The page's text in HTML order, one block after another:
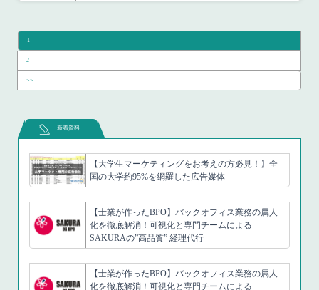
1
2
>>
新着資料
【大学生マーケティングをお考えの方必見！】全
国の大学約95%を網羅した広告媒体
【士業が作ったBPO】バックオフィス業務の属人
化を徹底解消！可視化と専門チームによる
SAKURAの”高品質” 経理代行
【士業が作ったBPO】バックオフィス業務の属人
化を徹底解消！可視化と専門チームによる